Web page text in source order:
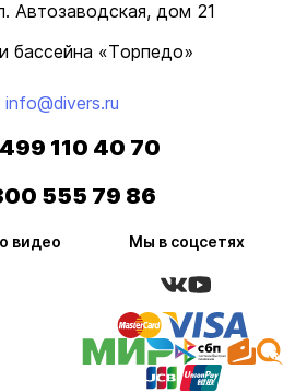
Автозаводская, дом 21
бассейна «Торпедо»
info@divers.ru
видео Мы в соцсетях
110 40 70
555 79 86